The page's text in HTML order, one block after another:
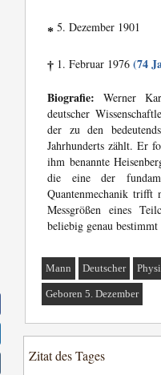
* 5. Dezember 1901
† 1. Februar 1976 (74
Biografie: Werner
deutscher
der zu den
Jahrhunderts zählt. Er
ihm benannte
die eine der
Quantenmechanik trifft
Messgrößen eines
beliebig genau
Mann Deutscher
Geboren 5. Dezember
Zitat des Tages